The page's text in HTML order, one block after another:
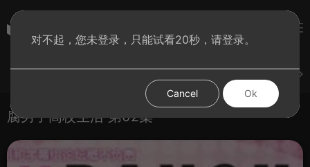
腐男子高校生活 第02集
对不起，您未登录，只能试看20秒，请登录。
Cancel Ok